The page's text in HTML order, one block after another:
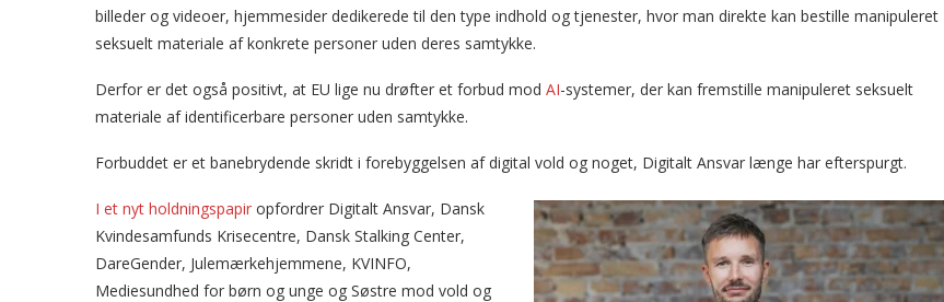
billeder og videoer, hjemmesider dedikerede til den type indhold og tjenester, hvor man direkte kan bestille manipuleret
seksuelt materiale af konkrete personer uden deres samtykke.
Derfor er det også positivt, at EU lige nu drøfter et forbud mod AI-systemer, der kan fremstille manipuleret seksuelt
materiale af identificerbare personer uden samtykke.
Forbuddet er et banebrydende skridt i forebyggelsen af digital vold og noget, Digitalt Ansvar længe har efterspurgt.
I et nyt holdningspapir opfordrer Digitalt Ansvar, Dansk
Kvindesamfunds Krisecentre, Dansk Stalking Center,
DareGender, Julemærkehjemmene, KVINFO,
Mediesundhed for børn og unge og Søstre mod vold og